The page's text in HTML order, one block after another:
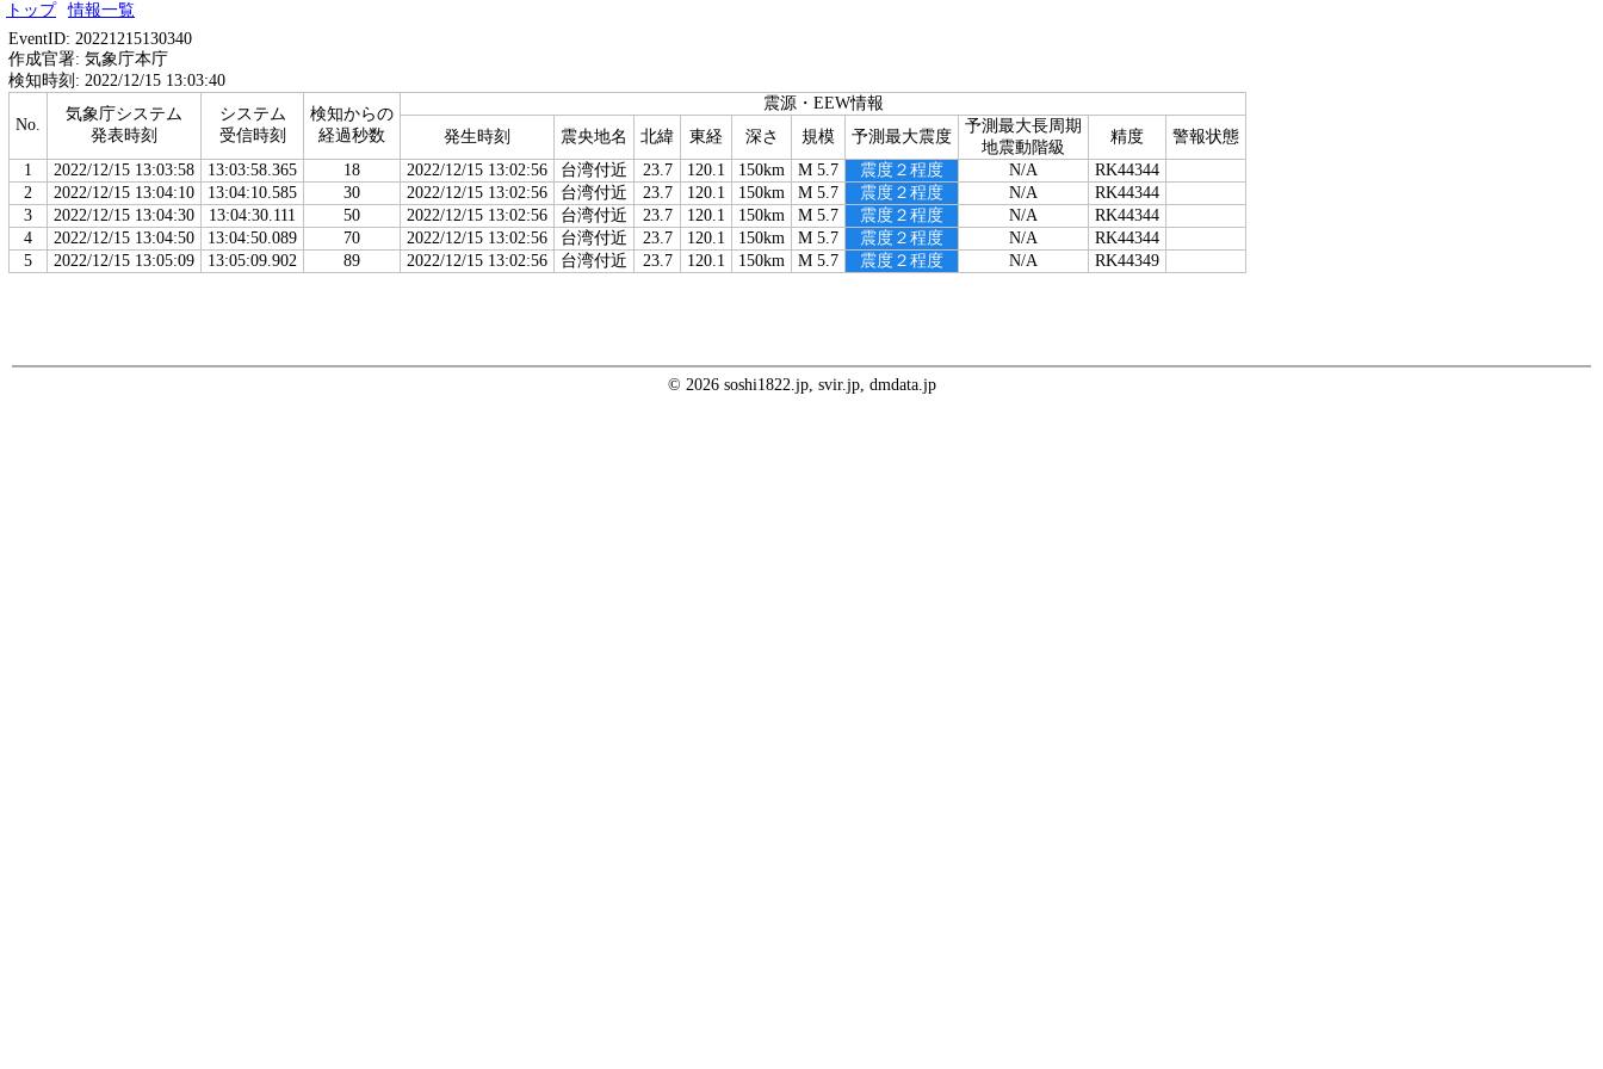
トップ
情報一覧
EventID: 20221215130340
作成官署: 気象庁本庁
検知時刻: 2022/12/15 13:03:40
No.
気象庁システム
発表時刻
システム
受信時刻
検知からの
経過秒数
震源・EEW情報
発生時刻
震央地名 北緯 東経 深さ 規模 予測最大震度
予測最大長周期
地震動階級
精度
警報状態
1
2022/12/15 13:03:58 13:03:58.365 18 2022/12/15 13:02:56 台湾付近 23.7 120.1 150km M 5.7 震度２程度 N/A
RK44344
2
2022/12/15 13:04:10 13:04:10.585 30 2022/12/15 13:02:56 台湾付近 23.7 120.1 150km M 5.7 震度２程度 N/A
RK44344
3
2022/12/15 13:04:30 13:04:30.111 50 2022/12/15 13:02:56 台湾付近 23.7 120.1 150km M 5.7 震度２程度 N/A
RK44344
4
2022/12/15 13:04:50 13:04:50.089 70 2022/12/15 13:02:56 台湾付近 23.7 120.1 150km M 5.7 震度２程度 N/A
RK44344
5
2022/12/15 13:05:09 13:05:09.902 89 2022/12/15 13:02:56 台湾付近 23.7 120.1 150km M 5.7 震度２程度 N/A RK44349
© 2026 soshi1822.jp, svir.jp, dmdata.jp